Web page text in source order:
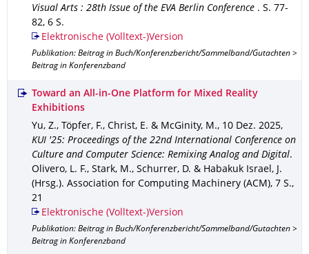
Visual Arts : 28th Issue of the EVA Berlin Conference . S. 77-
82, 6 S.
Elektronische (Volltext-)Version
Publikation: Beitrag in Buch/Konferenzbericht/Sammelband/Gutachten >
Beitrag in Konferenzband
Toward an All-in-One Platform for Mixed Reality
Exhibitions
Yu, Z., Töpfer, F., Christ, E. & McGinity, M., 10 Dez. 2025,
KUI '25: Proceedings of the 22nd International Conference on
Culture and Computer Science: Remixing Analog and Digital.
Olivero, L. F., Stark, M., Schurrer, D. & Habakuk Israel, J.
(Hrsg.). Association for Computing Machinery (ACM), 7 S.,
21
Elektronische (Volltext-)Version
Publikation: Beitrag in Buch/Konferenzbericht/Sammelband/Gutachten >
Beitrag in Konferenzband